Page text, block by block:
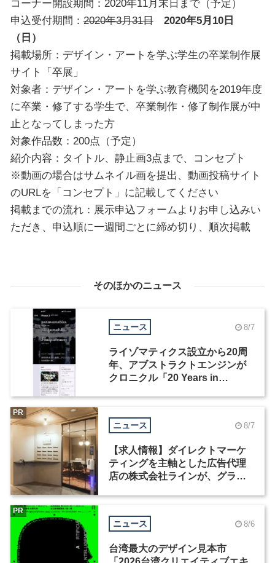
コーナー開設期間：2020年11月末日まで（予定）
申込受付期間：2020年3月31日
2020年5月10日
（日）
掲載場所：デザイン・アートを学ぶ学生の卒業制作展
サイト「卒展」
対象者：デザイン・アートを学ぶ教育機関を2019年度
に卒業・修了する学生で、卒業制作・修了制作展が中
止となってしまった方
対象作品数：200点（予定）
紹介内容：タイトル、静止画3点まで、コンセプト
※動画の場合はサムネイル画を提出、動画投稿サイト
のURLを「コンセプト」に記載してください
掲載までの流れ：展示申込フォームよりお申し込みい
ただき、申込順に一週間ごとに締め切り、順次掲載
そのほかのニュース
ニュース 8/7
ライゾマティクス設立から20周
年、アブストラクトエンジンが
クロニクル「20 Years in
ニュース 8/7
【求人情報】ダイレクトマーケ
ティングを主軸とした広告代理
店の株式会社ラインが、グラフ
PR
ニュース 8/6
台湾最大のデザイン見本市
PR